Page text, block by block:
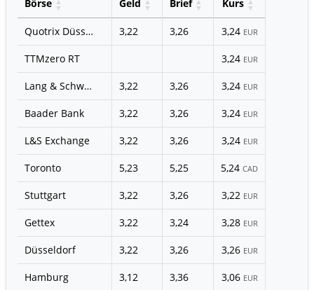
Börse Geld Brief Kurs
Quotrix Düsseldorf 3,22 3,26 3,24 EUR
TTMzero RT 3,24 EUR
Lang & Schwarz 3,22 3,26 3,24 EUR
Baader Bank 3,22 3,26 3,24 EUR
L&S Exchange 3,22 3,26 3,24 EUR
Toronto 5,23 5,25 5,24 CAD
Stuttgart 3,22 3,26 3,22 EUR
Gettex 3,22 3,24 3,28 EUR
Düsseldorf 3,22 3,26 3,26 EUR
Hamburg 3,12 3,36 3,06 EUR